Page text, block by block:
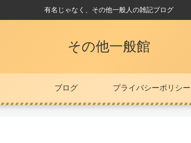
有名じゃなく、その他一般人の雑記ブログ
その他一般館
ブログ プライバシーポリシー